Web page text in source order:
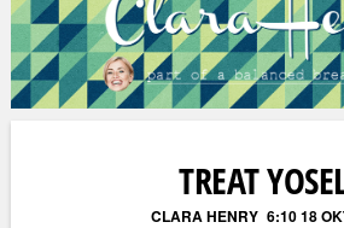
TREAT
CLARA HENRY 6:10 18